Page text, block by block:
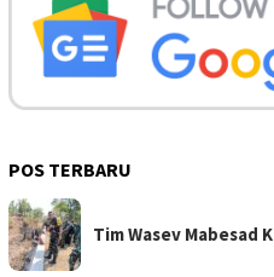
POS TERBARU
Tim Wasev Mabesad